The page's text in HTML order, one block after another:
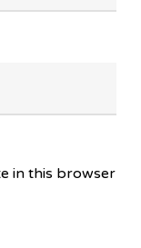
in this browser